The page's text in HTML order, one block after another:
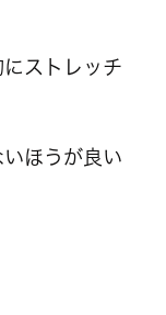
ストレッチ
ほうが良い